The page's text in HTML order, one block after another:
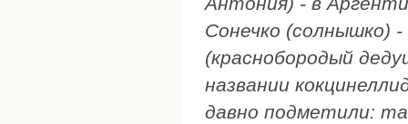
Сонечко (солнышко) -
(краснобородый
названии
давно подметили: